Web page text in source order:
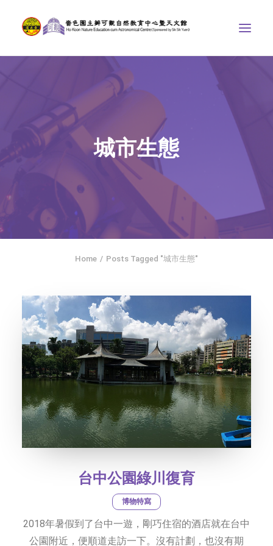
天文館
博物天地
比賽/專題計劃
聯絡我們
SEARCH
社交平台
字型大小
城市生態
Home Posts Tagged "城市生態"
台中公園綠川復育
博物特寫
2018年暑假到了台中一遊，剛巧住宿的酒店就在台中
公園附近，便順道走訪一下。沒有計劃，也沒有期